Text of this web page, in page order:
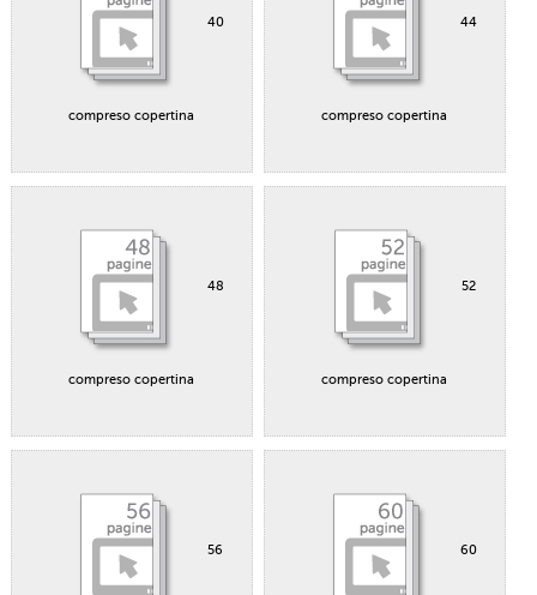
40
compreso copertina
44
compreso copertina
48
compreso copertina
52
compreso copertina
56 60